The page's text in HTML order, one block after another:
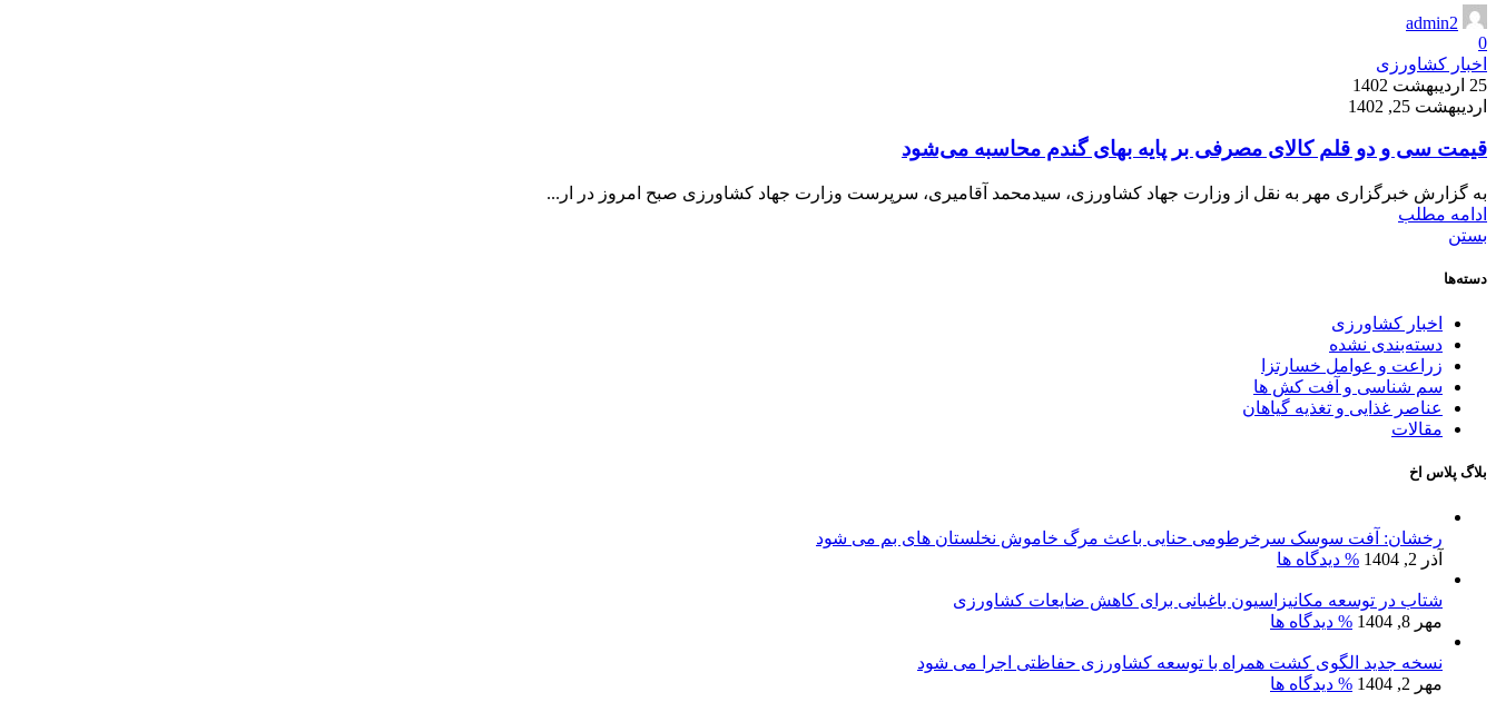
admin2
0
اخبار کشاورزی
25 اردیبهشت 1402
اردیبهشت 25, 1402
قیمت سی و دو قلم کالای مصرفی بر پایه بهای گندم محاسبه می‌شود
به گزارش خبرگزاری مهر به نقل از وزارت جهاد کشاورزی، سیدمحمد آقامیری، سرپرست وزارت جهاد کشاورزی صبح امروز در ار...
ادامه مطلب
بستن
دسته‌ها
اخبار کشاورزی
دسته‌بندی نشده
زراعت و عوامل خسارتزا
سم شناسی و آفت کش ها
عناصر غذایی و تغذیه گیاهان
مقالات
بلاگ پلاس اخ
رخشان: آفت سوسک سرخرطومی حنایی باعث مرگ خاموش نخلستان های بم می شود
آذر 2, 1404
% دیدگاه ها
شتاب در توسعه مکانیزاسیون باغبانی برای کاهش ضایعات کشاورزی
مهر 8, 1404
% دیدگاه ها
نسخه جدید الگوی کشت همراه با توسعه کشاورزی حفاظتی اجرا می شود
مهر 2, 1404
% دیدگاه ها